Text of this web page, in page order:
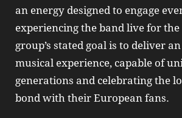
an energy designed to engage
experiencing the band live for
group’s stated goal is to deliver
musical experience, capable of
generations and celebrating the
bond with their European fans.